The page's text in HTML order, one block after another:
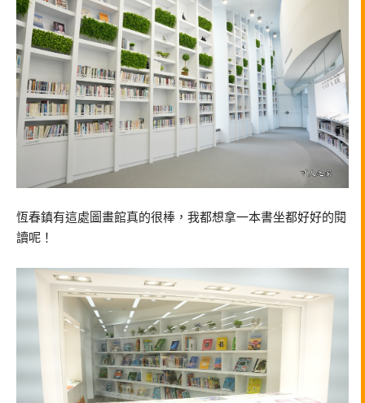
恆春鎮有這處圖畫館真的很棒，我都想拿一本書坐都好好的閱
讀呢！